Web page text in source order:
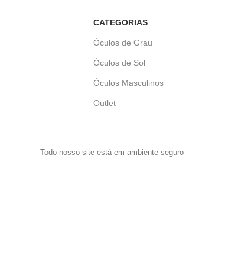
CATEGORIAS
Óculos de Grau
Óculos de Sol
Óculos Masculinos
Outlet
Todo nosso site está em ambiente seguro